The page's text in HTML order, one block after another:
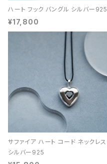
ハート フック バングル シルバー925
¥17,800
サファイア ハート コード ネックレス
シルバー925